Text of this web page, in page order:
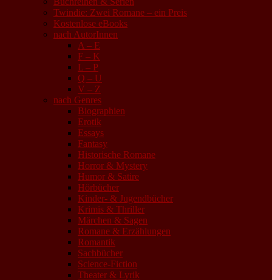
Twindie: Zwei Romane – ein Preis
Kostenlose eBooks
nach AutorInnen
A – E
F – K
L – P
Q – U
V – Z
nach Genres
Biographien
Erotik
Essays
Fantasy
Historische Romane
Horror & Mystery
Humor & Satire
Hörbücher
Kinder- & Jugendbücher
Krimis & Thriller
Märchen & Sagen
Romane & Erzählungen
Romantik
Sachbücher
Science-Fiction
Theater & Lyrik